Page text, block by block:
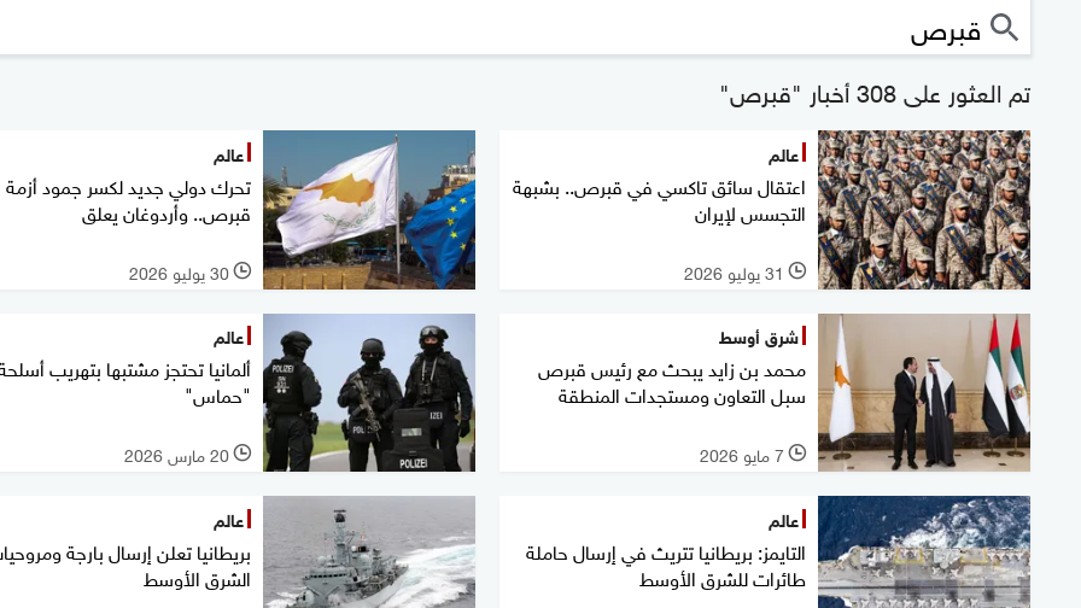
تم العثور على 308 أخبار "قبرص"
عالم
اعتقال سائق تاكسي في قبرص.. بشبهة
التجسس لإيران
l 31 يوليو 2026
عالم
تحرك دولي جديد لكسر جمود أزمة
قبرص.. وأردوغان يعلق
l 30 يوليو 2026
شرق أوسط
محمد بن زايد يبحث مع رئيس قبرص
سبل التعاون ومستجدات المنطقة
l 7 مايو 2026
عالم
ألمانيا تحتجز مشتبها بتهريب
"حماس"
l 20 مارس 2026
عالم
التايمز: بريطانيا تتريث في إرسال حاملة
طائرات للشرق الأوسط
عالم
بريطانيا تعلن إرسال بارجة
الشرق الأوسط